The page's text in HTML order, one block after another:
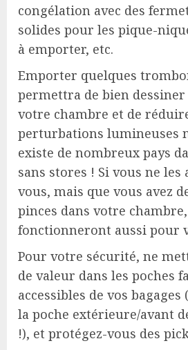
congélation avec des
solides pour les pique-
à emporter, etc.
Emporter quelques
permettra de bien
votre chambre et de
perturbations lumineuses
existe de nombreux pays
sans stores ! Si vous ne les
vous, mais que vous avez
pinces dans votre
fonctionneront aussi pour
Pour votre sécurité, ne
de valeur dans les poches
accessibles de vos
la poche extérieure/avant
!), et protégez-vous des